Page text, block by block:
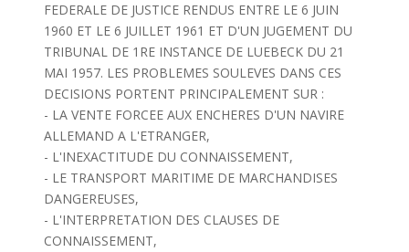
FEDERALE DE JUSTICE RENDUS ENTRE LE 6 JUIN
1960 ET LE 6 JUILLET 1961 ET D'UN JUGEMENT DU
TRIBUNAL DE 1RE INSTANCE DE LUEBECK DU 21
MAI 1957. LES PROBLEMES SOULEVES DANS CES
DECISIONS PORTENT PRINCIPALEMENT SUR :
- LA VENTE FORCEE AUX ENCHERES D'UN NAVIRE
ALLEMAND A L'ETRANGER,
- L'INEXACTITUDE DU CONNAISSEMENT,
- LE TRANSPORT MARITIME DE MARCHANDISES
DANGEREUSES,
- L'INTERPRETATION DES CLAUSES DE
CONNAISSEMENT,